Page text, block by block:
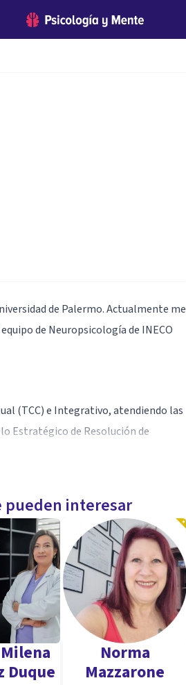
de Palermo. Actualmente me
de Neuropsicología de INECO
(TCC) e Integrativo, atendiendo las
Estratégico de Resolución de
capacitación dentro del
de Psicología Positiva.
pueden interesar
Duque
Norma
Mazzarone